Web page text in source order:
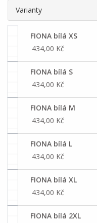
Varianty
FIONA bílá XS
434,00 Kč
FIONA bílá S
434,00 Kč
FIONA bílá M
434,00 Kč
FIONA bílá L
434,00 Kč
FIONA bílá XL
434,00 Kč
FIONA bílá 2XL